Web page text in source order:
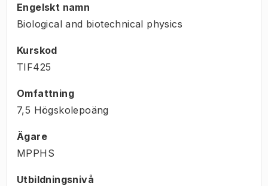
Engelskt namn
Biological and biotechnical physics
Kurskod
TIF425
Omfattning
7,5 Högskolepoäng
Ägare
MPPHS
Utbildningsnivå